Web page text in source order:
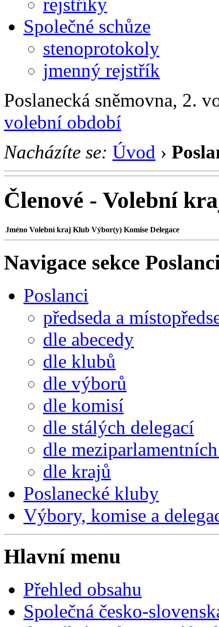
Společné schůze
stenoprotokoly
jmenný rejstřík
Poslanecká sněmovna, 2.
volební období
Nacházíte se: Úvod ›
Členové - Volební
Jméno Volební kraj Klub Výbor(y) Komise Delegace
Navigace sekce
Poslanci
předseda a
dle abecedy
dle klubů
dle výborů
dle komisí
dle stálých delegací
dle
dle krajů
Poslanecké kluby
Výbory, komise a
Hlavní menu
Přehled obsahu
Společná česko-